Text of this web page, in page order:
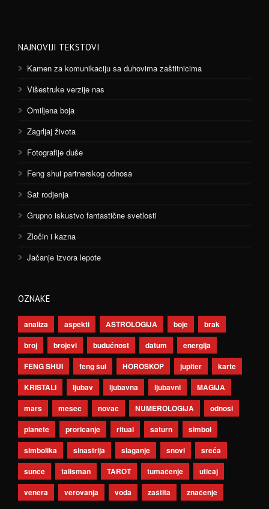
NAJNOVIJI TEKSTOVI
Kamen za komunikaciju sa duhovima zaštitnicima
Višestruke verzije nas
Omiljena boja
Zagrljaj života
Fotografije duše
Feng shui partnerskog odnosa
Sat rodjenja
Grupno iskustvo fantastične svetlosti
Zločin i kazna
Jačanje izvora lepote
OZNAKE
analiza aspekti ASTROLOGIJA boje
brak
broj
brojevi budućnost datum
energija
FENG SHUI
feng šui HOROSKOP jupiter
karte
KRISTALI
ljubav ljubavna ljubavni
MAGIJA
mars
mesec novac NUMEROLOGIJA
odnosi
planete
proricanje ritual saturn
simbol
simbolika
sinastrija slaganje snovi
sreća
sunce
talisman TAROT tumačenje
uticaj
venera
verovanja voda zaštita značenje